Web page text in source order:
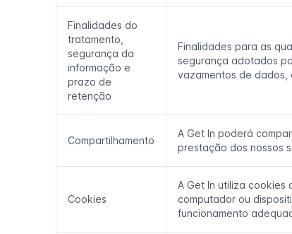
Finalidades do
tratamento,
segurança da
informação e
prazo de
retenção
Finalidades para as
segurança adotados
vazamentos de dados,
Compartilhamento
A Get In poderá
prestação dos nossos
Cookies
A Get In utiliza cookies
computador ou
funcionamento